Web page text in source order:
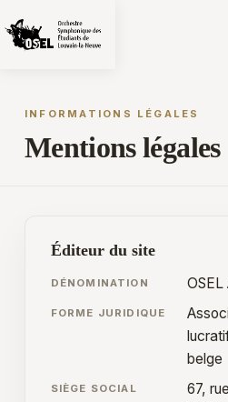
INFORMATIONS LÉGALES
Mentions légales
Éditeur du site
DÉNOMINATION OSEL
FORME JURIDIQUE
belge
SIÈGE SOCIAL
67,